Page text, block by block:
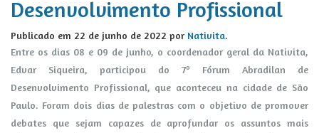
Desenvolvimento Profissional
Publicado em 22 de junho de 2022 por Nativita.
Entre os dias 08 e 09 de junho, o coordenador geral da Nativita,
Edvar Siqueira, participou do 7º Fórum Abradilan de
Desenvolvimento Profissional, que aconteceu na cidade de São
Paulo. Foram dois dias de palestras com o objetivo de promover
debates que sejam capazes de aprofundar os assuntos mais